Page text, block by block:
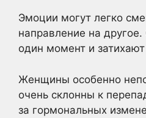
Эмоции могут легко
направление на
один момент и
Женщины особенно
очень склонны к
за гормональных